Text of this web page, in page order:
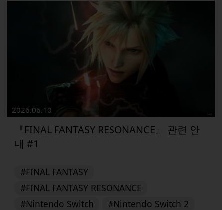
2026.06.10
『FINAL FANTASY RESONANCE』 관련 안
내 #1
#FINAL FANTASY
#FINAL FANTASY RESONANCE
#Nintendo Switch
#Nintendo Switch 2